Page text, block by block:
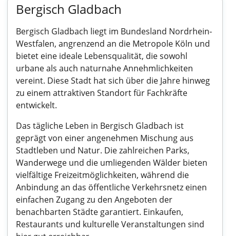
Bergisch Gladbach
Bergisch Gladbach liegt im Bundesland Nordrhein-
Westfalen, angrenzend an die Metropole Köln und
bietet eine ideale Lebensqualität, die sowohl
urbane als auch naturnahe Annehmlichkeiten
vereint. Diese Stadt hat sich über die Jahre hinweg
zu einem attraktiven Standort für Fachkräfte
entwickelt.
Das tägliche Leben in Bergisch Gladbach ist
geprägt von einer angenehmen Mischung aus
Stadtleben und Natur. Die zahlreichen Parks,
Wanderwege und die umliegenden Wälder bieten
vielfältige Freizeitmöglichkeiten, während die
Anbindung an das öffentliche Verkehrsnetz einen
einfachen Zugang zu den Angeboten der
benachbarten Städte garantiert. Einkaufen,
Restaurants und kulturelle Veranstaltungen sind